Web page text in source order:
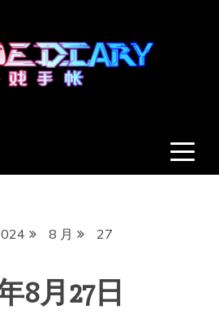
8 月 27
8月27日